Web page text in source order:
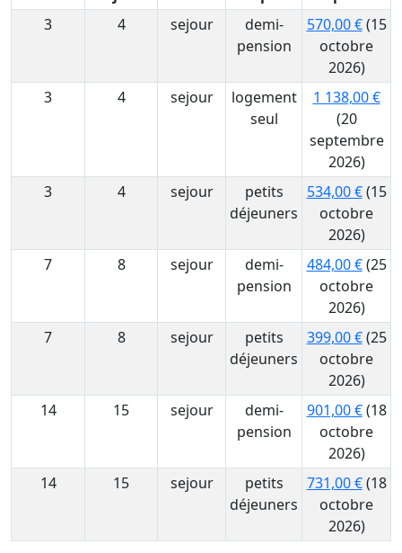
3
4 sejour
demi-
pension
570,00 €(15
octobre
2026)
3
4 sejour
logement
seul
1 138,00 €
(20
septembre
2026)
3
4 sejour
petits
déjeuners
534,00 €(15
octobre
2026)
7
8 sejour
demi-
pension
484,00 €(25
octobre
2026)
7
8 sejour
petits
déjeuners
399,00 €(25
octobre
2026)
14
15 sejour
demi-
pension
901,00 €(18
octobre
2026)
14
15 sejour
petits
déjeuners
731,00 €(18
octobre
2026)